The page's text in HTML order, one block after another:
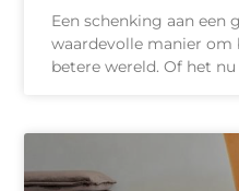
Een schenking aan een
waardevolle manier om
betere wereld. Of het